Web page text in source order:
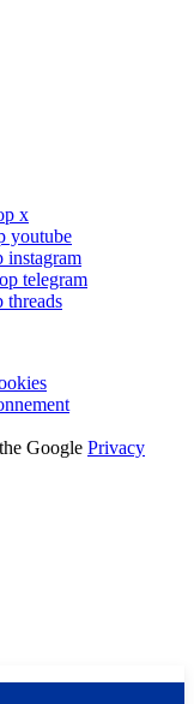
x
youtube
instagram
telegram
threads
Google Privacy